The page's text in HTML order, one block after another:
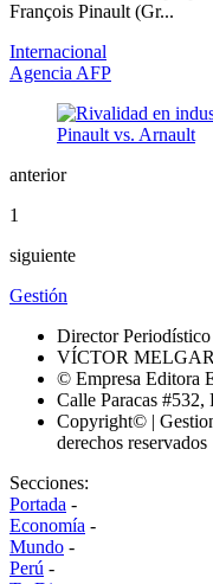
François Pinault (Gr...
Internacional
Agencia AFP
anterior
1
siguiente
Gestión
Director
VÍCTOR
© Empresa Editora
Calle Paracas
Copyright© |
derechos reservados
Secciones:
Portada -
Economía -
Mundo -
Perú -